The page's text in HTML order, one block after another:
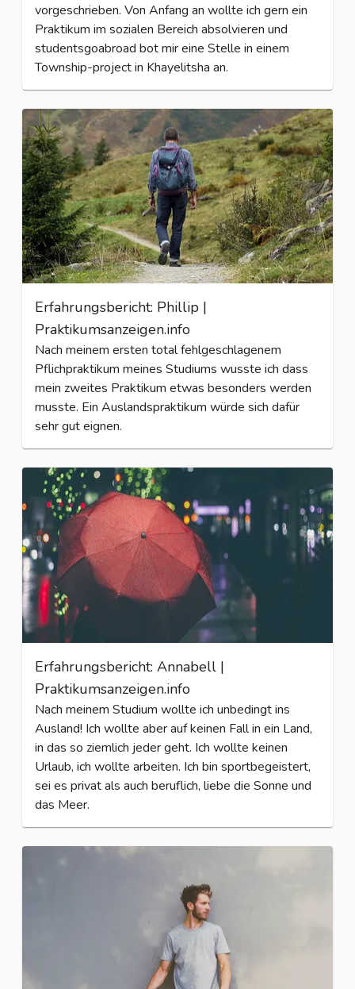
vorgeschrieben. Von Anfang an wollte ich gern ein
Praktikum im sozialen Bereich absolvieren und
studentsgoabroad bot mir eine Stelle in einem
Township-project in Khayelitsha an.
Erfahrungsbericht: Phillip |
Praktikumsanzeigen.info
Nach meinem ersten total fehlgeschlagenem
Pflichpraktikum meines Studiums wusste ich dass
mein zweites Praktikum etwas besonders werden
musste. Ein Auslandspraktikum würde sich dafür
sehr gut eignen.
Erfahrungsbericht: Annabell |
Praktikumsanzeigen.info
Nach meinem Studium wollte ich unbedingt ins
Ausland! Ich wollte aber auf keinen Fall in ein Land,
in das so ziemlich jeder geht. Ich wollte keinen
Urlaub, ich wollte arbeiten. Ich bin sportbegeistert,
sei es privat als auch beruflich, liebe die Sonne und
das Meer.